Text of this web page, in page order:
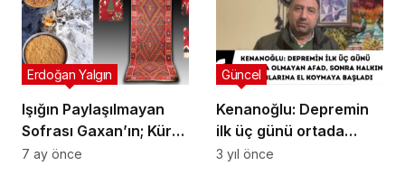
Işığın Paylaşılmayan
Sofrası Gaxan’ın; Kürt
Alevileri ve Ermeni
Erdoğan Yalgın
7 ay önce
Kenanoğlu: Depremin
ilk üç günü ortada
olmayan AFAD, sonra
Güncel
3 yıl önce